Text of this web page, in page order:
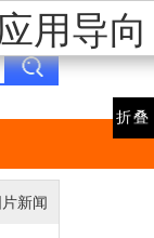
折叠
简繁切换
片新闻
用导